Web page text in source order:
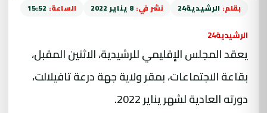
بقلم: الرشيدية24 نشر في: 8 يناير 2022 الساعة: 15:52
الرشيدية24
يعقد المجلس الإقليمي للرشيدية، الاثنين المقبل،
بقاعة الاجتماعات، بمقر ولاية جهة درعة تافيلالت،
دورته العادية لشهر يناير 2022.